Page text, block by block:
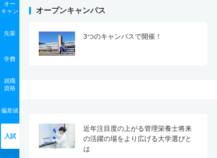
オー
キャン
先輩
学費
就職
資格
偏差値
入試
オープンキャンパス
3つのキャンパスで開催！
近年注目度の上がる管理栄養士将来
の活躍の場をより広げる大学選びと
は